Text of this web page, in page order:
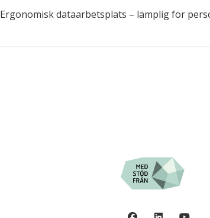
Ergonomisk dataarbetsplats – lämplig för